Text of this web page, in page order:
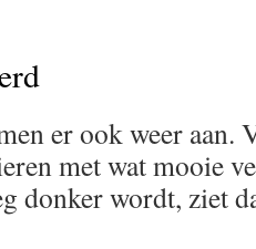
er ook weer aan.
met wat mooie
donker wordt, ziet